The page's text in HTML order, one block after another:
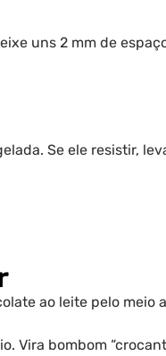
uns 2 mm de
Se ele resistir,
ao leite pelo meio
Vira bombom